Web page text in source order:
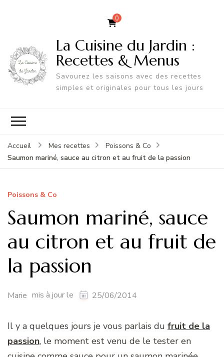
0
La Cuisine du Jardin :
Recettes & Menus
Savourez les saisons avec des recettes
simples et originales pour tous les jours
Accueil Mes recettes
Poissons & Co
Saumon mariné, sauce au citron et au fruit de la passion
Poissons & Co
Saumon mariné, sauce
au citron et au fruit de
la passion
Marie mis à jour le 25/06/2014
Il y a quelques jours je vous parlais du fruit de la
passion, le moment est venu de le tester en